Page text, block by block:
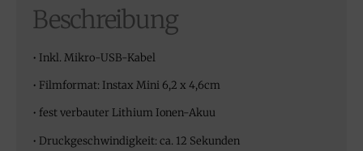
Beschreibung
• Inkl. Mikro-USB-Kabel
• Filmformat: Instax Mini 6,2 x 4,6cm
• fest verbauter Lithium Ionen-Akuu
• Druckgeschwindigkeit: ca. 12 Sekunden